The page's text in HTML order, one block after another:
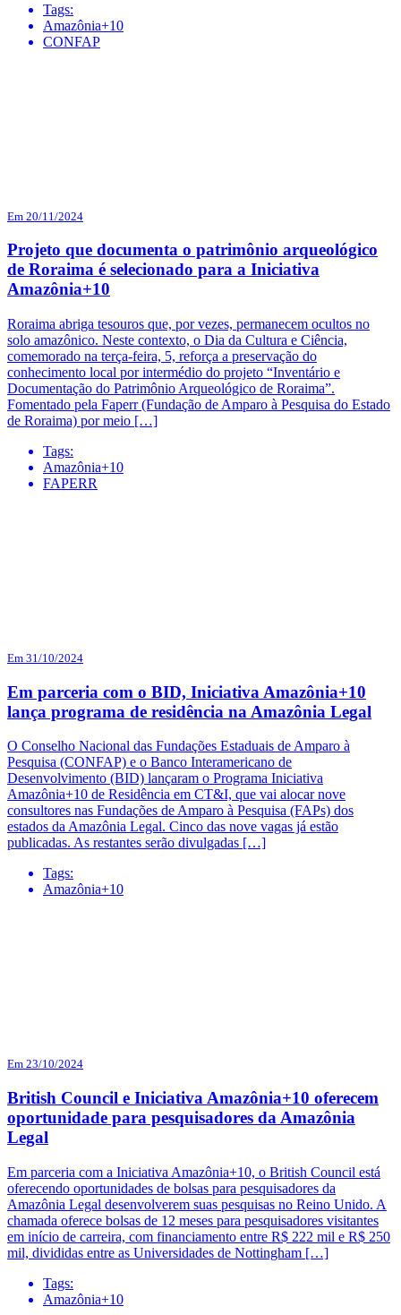
Tags:
Amazônia+10
CONFAP
Em 20/11/2024
Projeto que documenta o patrimônio arqueológico
de Roraima é selecionado para a Iniciativa
Amazônia+10
Roraima abriga tesouros que, por vezes, permanecem ocultos no
solo amazônico. Neste contexto, o Dia da Cultura e Ciência,
comemorado na terça-feira, 5, reforça a preservação do
conhecimento local por intermédio do projeto “Inventário e
Documentação do Patrimônio Arqueológico de Roraima”.
Fomentado pela Faperr (Fundação de Amparo à Pesquisa do Estado
de Roraima) por meio […]
Tags:
Amazônia+10
FAPERR
Em 31/10/2024
Em parceria com o BID, Iniciativa Amazônia+10
lança programa de residência na Amazônia Legal
O Conselho Nacional das Fundações Estaduais de Amparo à
Pesquisa (CONFAP) e o Banco Interamericano de
Desenvolvimento (BID) lançaram o Programa Iniciativa
Amazônia+10 de Residência em CT&I, que vai alocar nove
consultores nas Fundações de Amparo à Pesquisa (FAPs) dos
estados da Amazônia Legal. Cinco das nove vagas já estão
publicadas. As restantes serão divulgadas […]
Tags:
Amazônia+10
Em 23/10/2024
British Council e Iniciativa Amazônia+10 oferecem
oportunidade para pesquisadores da Amazônia
Legal
Em parceria com a Iniciativa Amazônia+10, o British Council está
oferecendo oportunidades de bolsas para pesquisadores da
Amazônia Legal desenvolverem suas pesquisas no Reino Unido. A
chamada oferece bolsas de 12 meses para pesquisadores visitantes
em início de carreira, com financiamento entre R$ 222 mil e R$ 250
mil, divididas entre as Universidades de Nottingham […]
Tags:
Amazônia+10